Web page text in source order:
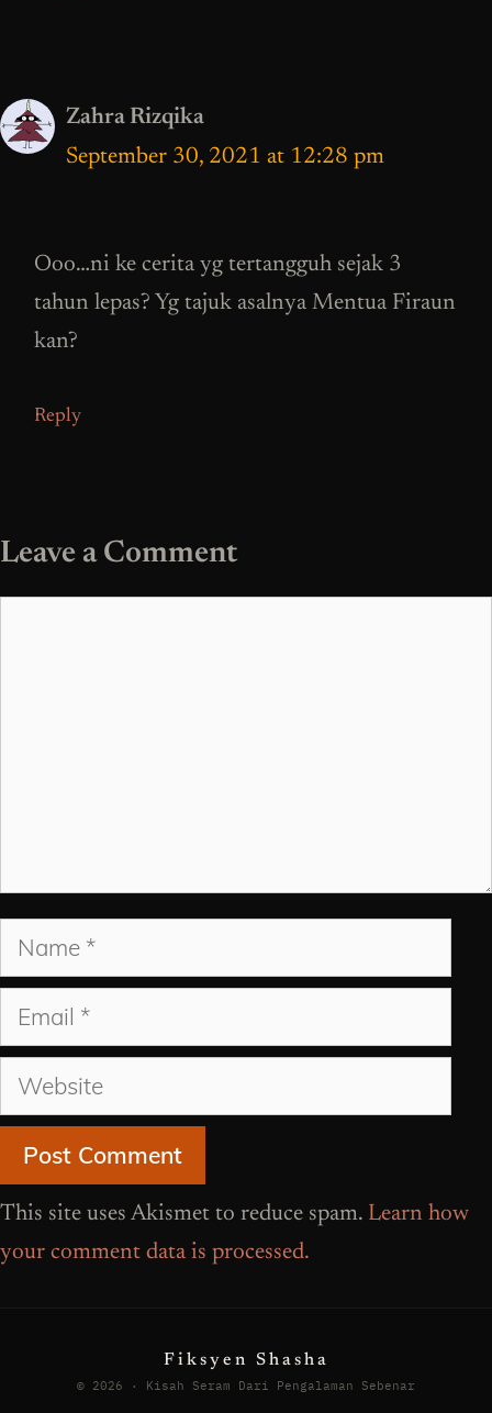
Zahra Rizqika
September 30, 2021 at 12:28 pm
Ooo…ni ke cerita yg tertangguh sejak 3
tahun lepas? Yg tajuk asalnya Mentua Firaun
kan?
Reply
Leave a Comment
Name
Email
Website
This site uses Akismet to reduce spam. Learn how
your comment data is processed.
Fiksyen Shasha
© 2026 · Kisah Seram Dari Pengalaman Sebenar